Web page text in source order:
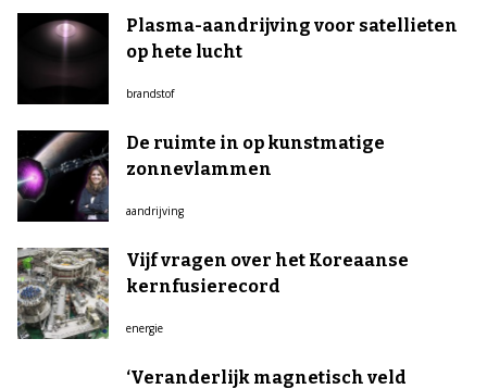
Plasma-aandrijving voor satellieten
op hete lucht
brandstof
De ruimte in op kunstmatige
zonnevlammen
aandrijving
Vijf vragen over het Koreaanse
kernfusierecord
energie
‘Veranderlijk magnetisch veld